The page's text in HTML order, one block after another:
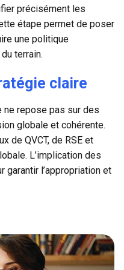
précisément les
étape permet de poser
une politique
terrain.
claire
ne repose pas sur des
globale et cohérente.
de QVCT, de RSE et
L’implication des
garantir l’appropriation et